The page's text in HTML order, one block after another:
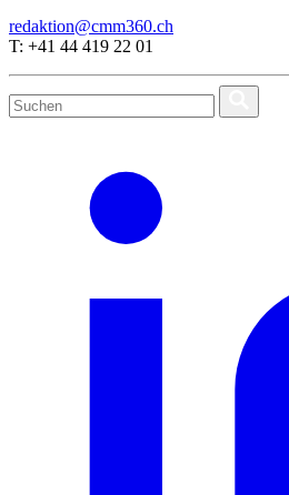
redaktion@cmm360.ch
T: +41 44 419 22 01